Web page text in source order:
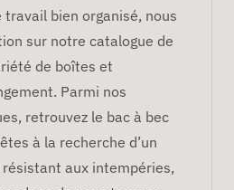
travail bien organisé, nous
sur notre catalogue de
de boîtes et
Parmi nos
retrouvez le bac à bec
à la recherche d’un
aux intempéries,